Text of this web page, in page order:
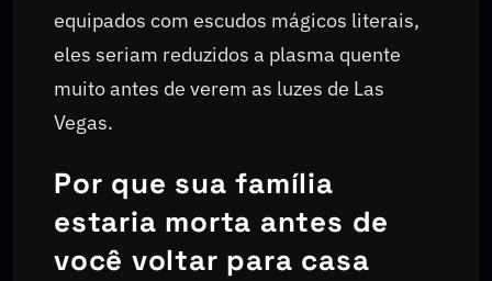
equipados com escudos mágicos literais,
eles seriam reduzidos a plasma quente
muito antes de verem as luzes de Las
Vegas.
Por que sua família
estaria morta antes de
você voltar para casa